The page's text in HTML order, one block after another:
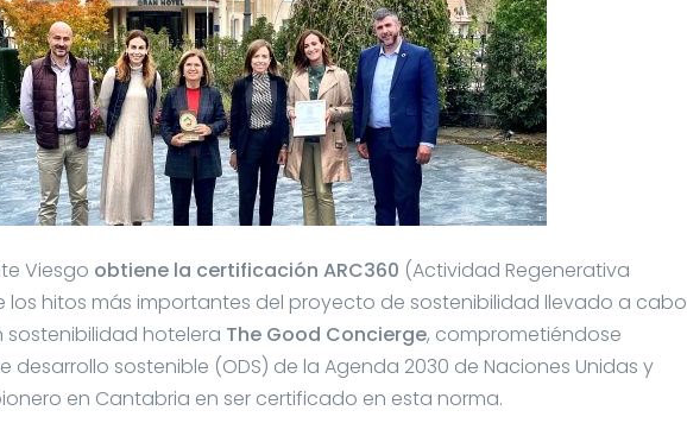
Viesgo obtiene la certificación ARC360 (Actividad Regenerativa
hitos más importantes del proyecto de sostenibilidad llevado a cabo
sostenibilidad hotelera The Good Concierge, comprometiéndose
sostenible (ODS) de la Agenda 2030 de Naciones Unidas y
en Cantabria en ser certificado en esta norma.